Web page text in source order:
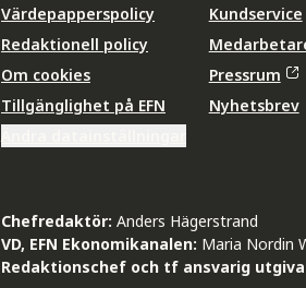
Värdepapperspolicy
Redaktionell policy
Om cookies
Tillgänglighet på EFN
Kundservice
Pressrum
Nyhetsbrev
Chefredaktör: Anders Hägerstrand
VD, EFN Ekonomikanalen: Maria Nordin
Redaktionschef och tf ansvarig